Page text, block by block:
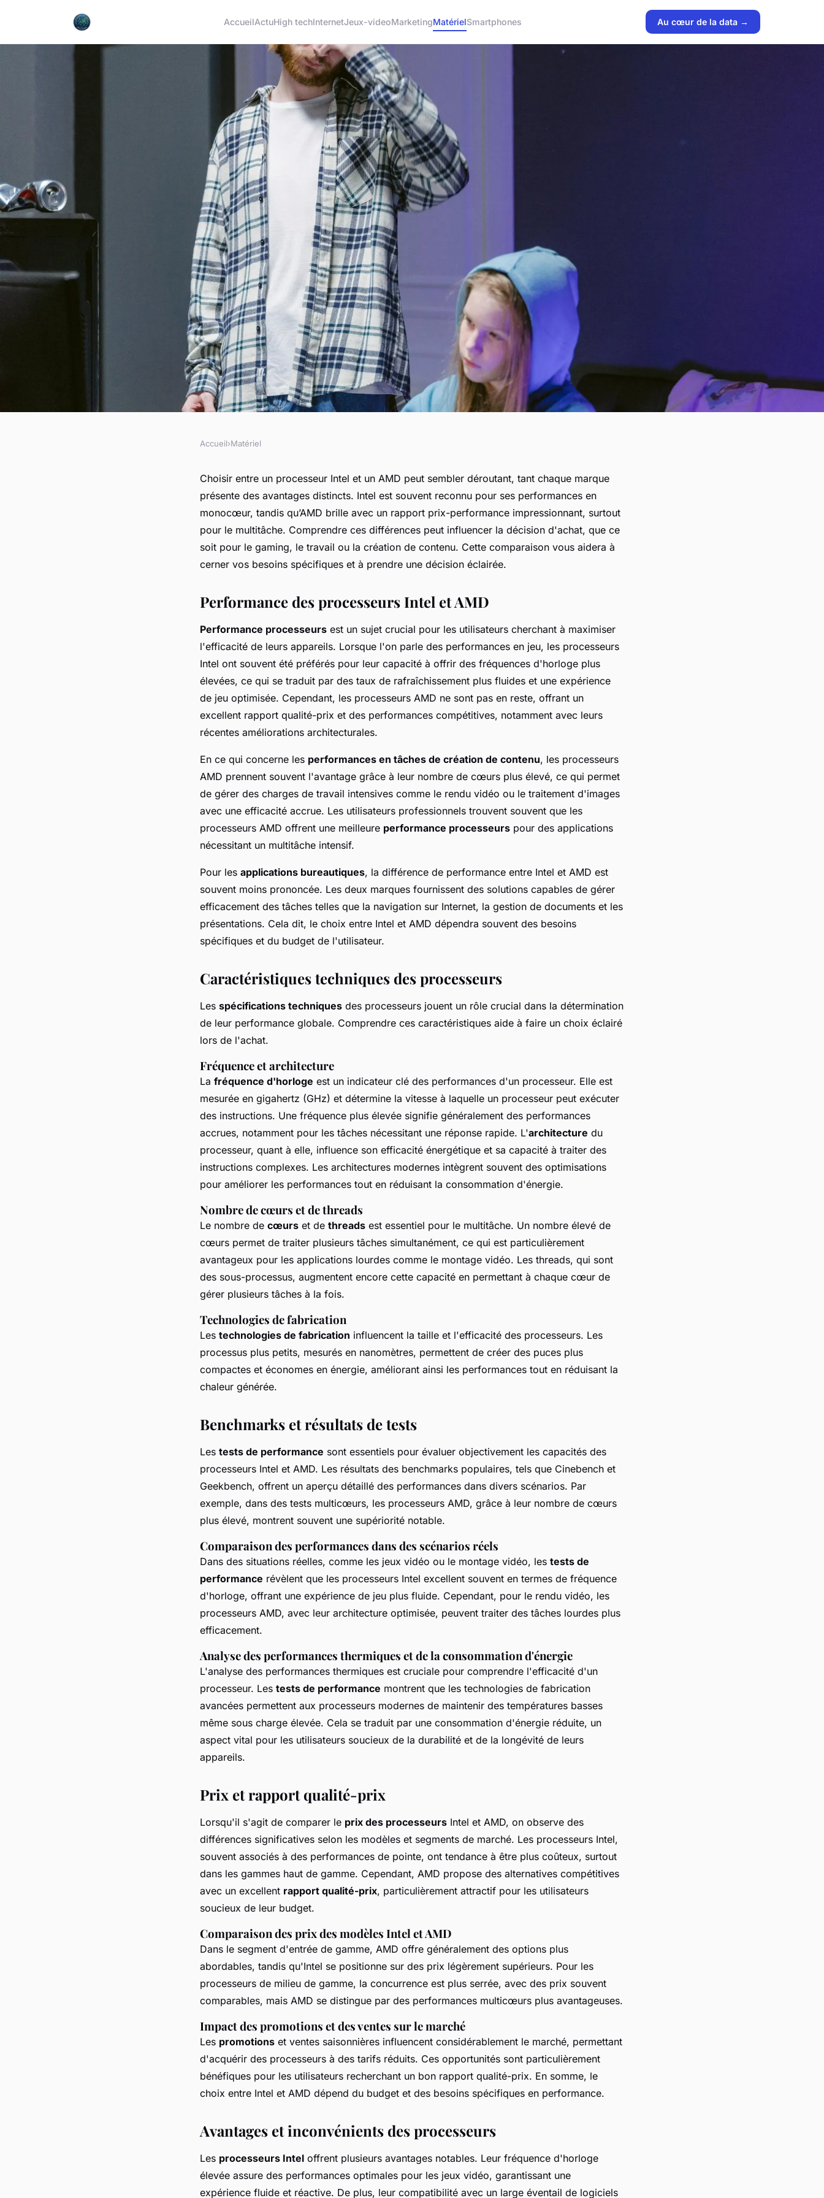
AccueilActuHigh techInternetJeux-videoMarketingMatérielSmartphones Au cœur de la data →
Comparaison entre processeurs Intel
Accueil›Matériel
Choisir entre un processeur Intel et un AMD peut sembler déroutant, tant chaque marque
présente des avantages distincts. Intel est souvent reconnu pour ses performances en
monocœur, tandis qu’AMD brille avec un rapport prix-performance impressionnant, surtout
pour le multitâche. Comprendre ces différences peut influencer la décision d'achat, que ce
soit pour le gaming, le travail ou la création de contenu. Cette comparaison vous aidera à
cerner vos besoins spécifiques et à prendre une décision éclairée.
Performance des processeurs Intel et AMD
Performance processeurs est un sujet crucial pour les utilisateurs cherchant à maximiser
l'efficacité de leurs appareils. Lorsque l'on parle des performances en jeu, les processeurs
Intel ont souvent été préférés pour leur capacité à offrir des fréquences d'horloge plus
élevées, ce qui se traduit par des taux de rafraîchissement plus fluides et une expérience
de jeu optimisée. Cependant, les processeurs AMD ne sont pas en reste, offrant un
excellent rapport qualité-prix et des performances compétitives, notamment avec leurs
récentes améliorations architecturales.
En ce qui concerne les performances en tâches de création de contenu, les processeurs
AMD prennent souvent l'avantage grâce à leur nombre de cœurs plus élevé, ce qui permet
de gérer des charges de travail intensives comme le rendu vidéo ou le traitement d'images
avec une efficacité accrue. Les utilisateurs professionnels trouvent souvent que les
processeurs AMD offrent une meilleure performance processeurs pour des applications
nécessitant un multitâche intensif.
Pour les applications bureautiques, la différence de performance entre Intel et AMD est
souvent moins prononcée. Les deux marques fournissent des solutions capables de gérer
efficacement des tâches telles que la navigation sur Internet, la gestion de documents et les
présentations. Cela dit, le choix entre Intel et AMD dépendra souvent des besoins
spécifiques et du budget de l'utilisateur.
Caractéristiques techniques des processeurs
Les spécifications techniques des processeurs jouent un rôle crucial dans la détermination
de leur performance globale. Comprendre ces caractéristiques aide à faire un choix éclairé
lors de l'achat.
Fréquence et architecture
La fréquence d'horloge est un indicateur clé des performances d'un processeur. Elle est
mesurée en gigahertz (GHz) et détermine la vitesse à laquelle un processeur peut exécuter
des instructions. Une fréquence plus élevée signifie généralement des performances
accrues, notamment pour les tâches nécessitant une réponse rapide. L'architecture du
processeur, quant à elle, influence son efficacité énergétique et sa capacité à traiter des
instructions complexes. Les architectures modernes intègrent souvent des optimisations
pour améliorer les performances tout en réduisant la consommation d'énergie.
Nombre de cœurs et de threads
Le nombre de cœurs et de threads est essentiel pour le multitâche. Un nombre élevé de
cœurs permet de traiter plusieurs tâches simultanément, ce qui est particulièrement
avantageux pour les applications lourdes comme le montage vidéo. Les threads, qui sont
des sous-processus, augmentent encore cette capacité en permettant à chaque cœur de
gérer plusieurs tâches à la fois.
Technologies de fabrication
Les technologies de fabrication influencent la taille et l'efficacité des processeurs. Les
processus plus petits, mesurés en nanomètres, permettent de créer des puces plus
compactes et économes en énergie, améliorant ainsi les performances tout en réduisant la
chaleur générée.
Benchmarks et résultats de tests
Les tests de performance sont essentiels pour évaluer objectivement les capacités des
processeurs Intel et AMD. Les résultats des benchmarks populaires, tels que Cinebench et
Geekbench, offrent un aperçu détaillé des performances dans divers scénarios. Par
exemple, dans des tests multicœurs, les processeurs AMD, grâce à leur nombre de cœurs
plus élevé, montrent souvent une supériorité notable.
Comparaison des performances dans des scénarios réels
Dans des situations réelles, comme les jeux vidéo ou le montage vidéo, les tests de
performance révèlent que les processeurs Intel excellent souvent en termes de fréquence
d'horloge, offrant une expérience de jeu plus fluide. Cependant, pour le rendu vidéo, les
processeurs AMD, avec leur architecture optimisée, peuvent traiter des tâches lourdes plus
efficacement.
Analyse des performances thermiques et de la consommation d'énergie
L'analyse des performances thermiques est cruciale pour comprendre l'efficacité d'un
processeur. Les tests de performance montrent que les technologies de fabrication
avancées permettent aux processeurs modernes de maintenir des températures basses
même sous charge élevée. Cela se traduit par une consommation d'énergie réduite, un
aspect vital pour les utilisateurs soucieux de la durabilité et de la longévité de leurs
appareils.
Prix et rapport qualité-prix
Lorsqu'il s'agit de comparer le prix des processeurs Intel et AMD, on observe des
différences significatives selon les modèles et segments de marché. Les processeurs Intel,
souvent associés à des performances de pointe, ont tendance à être plus coûteux, surtout
dans les gammes haut de gamme. Cependant, AMD propose des alternatives compétitives
avec un excellent rapport qualité-prix, particulièrement attractif pour les utilisateurs
soucieux de leur budget.
Comparaison des prix des modèles Intel et AMD
Dans le segment d'entrée de gamme, AMD offre généralement des options plus
abordables, tandis qu'Intel se positionne sur des prix légèrement supérieurs. Pour les
processeurs de milieu de gamme, la concurrence est plus serrée, avec des prix souvent
comparables, mais AMD se distingue par des performances multicœurs plus avantageuses.
Impact des promotions et des ventes sur le marché
Les promotions et ventes saisonnières influencent considérablement le marché, permettant
d'acquérir des processeurs à des tarifs réduits. Ces opportunités sont particulièrement
bénéfiques pour les utilisateurs recherchant un bon rapport qualité-prix. En somme, le
choix entre Intel et AMD dépend du budget et des besoins spécifiques en performance.
Avantages et inconvénients des processeurs
Les processeurs Intel offrent plusieurs avantages notables. Leur fréquence d'horloge
élevée assure des performances optimales pour les jeux vidéo, garantissant une
expérience fluide et réactive. De plus, leur compatibilité avec un large éventail de logiciels